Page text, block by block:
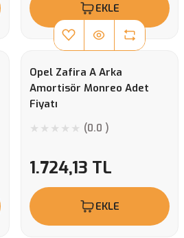
EKLE
Opel Zafira A Arka
Amortisör Monreo Adet
Fiyatı
(0.0 )
1.724,13 TL
EKLE